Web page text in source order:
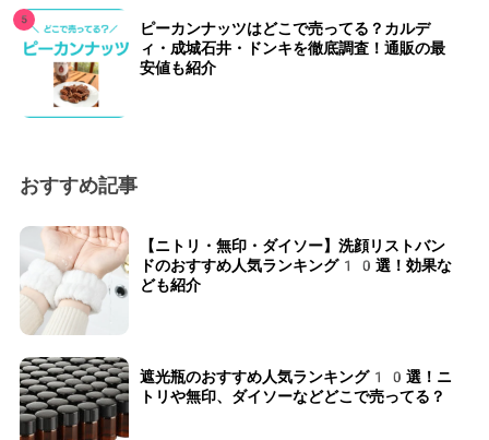
ピーカンナッツはどこで売ってる？カルデ
ィ・成城石井・ドンキを徹底調査！通販の最
安値も紹介
おすすめ記事
【ニトリ・無印・ダイソー】洗顔リストバン
ドのおすすめ人気ランキング10選！効果な
ども紹介
遮光瓶のおすすめ人気ランキング10選！ニ
トリや無印、ダイソーなどどこで売ってる？